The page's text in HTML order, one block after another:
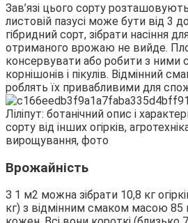
Зав’язі цього сорту
листовій пазусі може бути від 3
гібридний сорт, зібрати насіння
отриманого врожаю не вийде.
консервувати або робити з ними
корнішонів і пікулів. Відмінний
роблять їх привабливими для
Врожайність
З 1 м2 можна зібрати 10,8 кг
кг) з відмінним смаком масою 85